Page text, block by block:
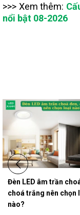
>>> Xem thêm:
nổi bật 08-2026
Đèn LED âm trần
choá trắng nên chọn
nào?